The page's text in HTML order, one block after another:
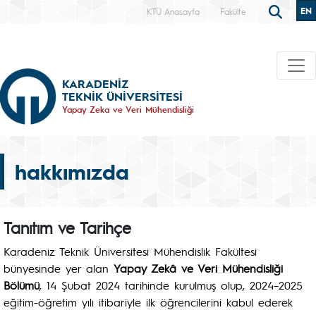
KTÜ Anasayfa Fakülte EN
KARADENİZ
TEKNİK ÜNİVERSİTESİ
Yapay Zeka ve Veri Mühendisliği
hakkımızda
Tanıtım ve Tarihçe
Karadeniz Teknik Üniversitesi Mühendislik Fakültesi
bünyesinde yer alan Yapay Zekâ ve Veri Mühendisliği
Bölümü, 14 Şubat 2024 tarihinde kurulmuş olup, 2024–2025
eğitim-öğretim yılı itibariyle ilk öğrencilerini kabul ederek